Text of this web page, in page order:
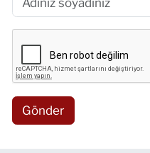
Gönder